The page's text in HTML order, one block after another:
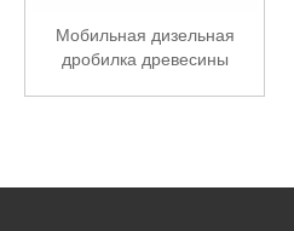
Мобильная дизельная
дробилка древесины